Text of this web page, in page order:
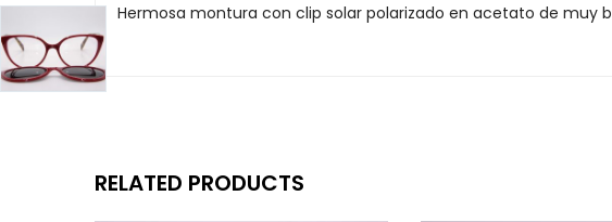
Hermosa montura con clip solar polarizado en acetato de muy
RELATED PRODUCTS